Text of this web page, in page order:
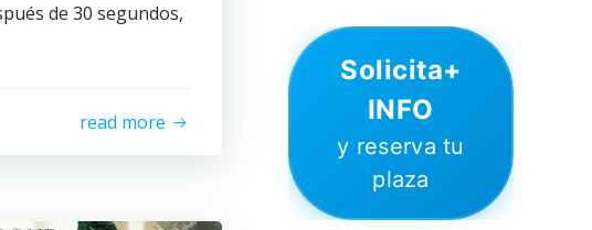
de 30 segundos,
read more
Solicita+
INFO
y reserva tu
plaza